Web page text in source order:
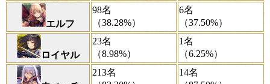
エルフ
98名
（38.28%）
6名
（37.50%）
ロイヤル
23名
（8.98%）
1名
（6.25%）
213名
14名